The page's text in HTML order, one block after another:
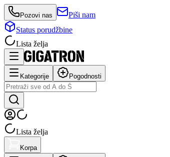
Pozovi nas
Piši nam
Status porudžbine
Lista želja
Kategorije Pogodnosti
Lista želja
Korpa